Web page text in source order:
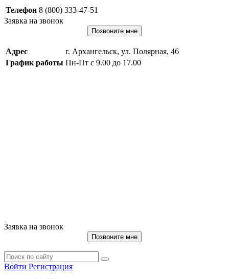
Телефон 8 (800) 333-47-51
Заявка на звонок
Позвоните мне
Адрес
г. Архангельск, ул. Полярная, 46
График работы Пн-Пт с 9.00 до 17.00
Заявка на звонок
Позвоните мне
Войти Регистрация